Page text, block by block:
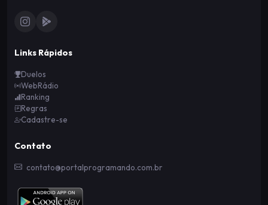
Links Rápidos
Duelos
WebRádio
Ranking
Regras
Cadastre-se
Contato
contato@portalprogramando.com.br